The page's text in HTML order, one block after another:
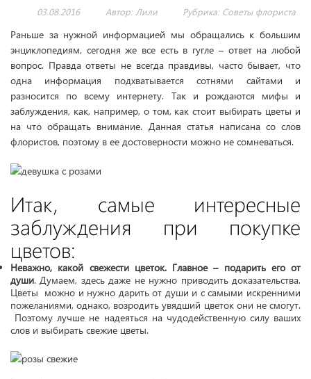
03.08.2016 Автор: Лили Рубрика: Советы флориста
Раньше за нужной информацией мы обращались к большим
энциклопедиям, сегодня же все есть в гугле – ответ на любой
вопрос. Правда ответы не всегда правдивы, часто бывает, что
одна информация подхватывается сотнями сайтами и
разносится по всему интернету. Так и рождаются мифы и
заблуждения, как, например, о том, как стоит выбирать цветы и
на что обращать внимание. Данная статья написана со слов
флористов, поэтому в ее достоверности можно не сомневаться.
Итак, самые интересные
заблуждения при покупке
цветов:
Неважно, какой свежести цветок. Главное – подарить его от
души. Думаем, здесь даже не нужно приводить доказательства.
Цветы можно и нужно дарить от души и с самыми искренними
пожеланиями, однако, возродить увядший цветок они не смогут.
Поэтому лучше не надеяться на чудодейственную силу ваших
слов и выбирать свежие цветы.